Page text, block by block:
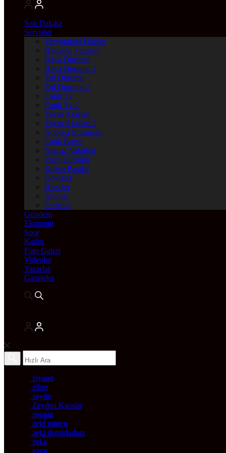
Son Dakika
Servisler
Vizyondaki Filmler
Haftanin Filmleri
Hava Durumu
Hava Durumu 2
Yol Durumu
Yol Durumu 2
Canlı Tv
Canlı Tv 2
Yayın Akışları
Yayın Akışları 2
Nöbetçi Eczaneler
Canlı Borsa
Namaz Vakitleri
Puan Durumu
Kripto Paralar
Dövizler
Hisseler
Altınlar
Pariteler
Gündem
Ekonomi
Spor
Kadın
Foto Galeri
Videolar
Yazarlar
Gazeteler
ziyaret
zihin
zeytin
Zeydan Karalar
zengin
zeki müren
zeki demirkubuz
zeka
zarar